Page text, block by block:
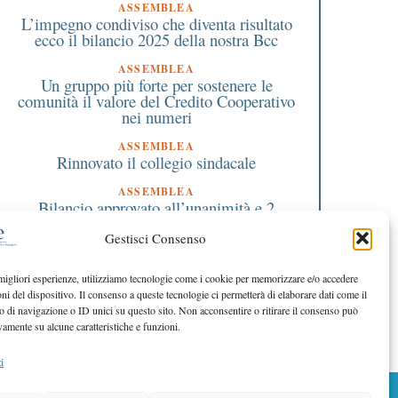
Gestisci Consenso
esperienze, utilizziamo tecnologie come i cookie per memorizzare e/o accedere
del dispositivo. Il consenso a queste tecnologie ci permetterà di elaborare dati come il
di navigazione o ID unici su questo sito. Non acconsentire o ritirare il consenso può
su alcune caratteristiche e funzioni.
ASSEMBLEA
L’impegno condiviso che diventa risultato
ecco il bilancio 2025 della nostra Bcc
ASSEMBLEA
Un gruppo più forte per sostenere le
comunità il valore del Credito Cooperativo
nei numeri
ASSEMBLEA
Rinnovato il collegio sindacale
ASSEMBLEA
Bilancio approvato all’unanimità e 2
EDITORIALE PRESIDENTE
Costruire futuro insieme